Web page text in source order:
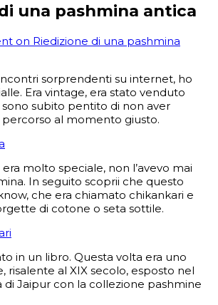
una pashmina antica
on Riedizione di una pashmina
sorprendenti su internet, ho
Era vintage, era stato venduto
sono subito pentito di non aver
percorso al momento giusto.
molto speciale, non l’avevo mai
In seguito scoprii che questo
che era chiamato chikankari e
di cotone o seta sottile.
in un libro. Questa volta era uno
risalente al XIX secolo, esposto nel
di Jaipur con la collezione pashmine